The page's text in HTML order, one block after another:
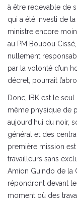
à être redevable de
qui a été investi de
ministre encore
au PM Boubou
nullement
par la volonté d’un
décret, pourrait
Donc, IBK est le
même physique de
aujourd’hui du noir,
général et des
première mission
travailleurs sans
Amion Guindo de la
répondront devant le
moment où des